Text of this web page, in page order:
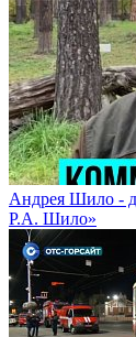
Андрея Шило -
Р.А. Шило»